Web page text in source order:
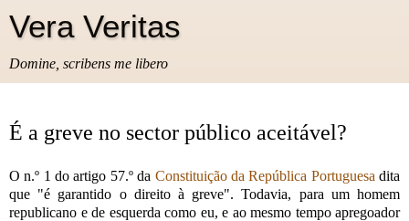
Vera Veritas
Domine, scribens me libero
É a greve no sector público aceitável?
O n.º 1 do artigo 57.º da Constituição da República Portuguesa dita
que "é garantido o direito à greve". Todavia, para um homem
republicano e de esquerda como eu, e ao mesmo tempo apregoador